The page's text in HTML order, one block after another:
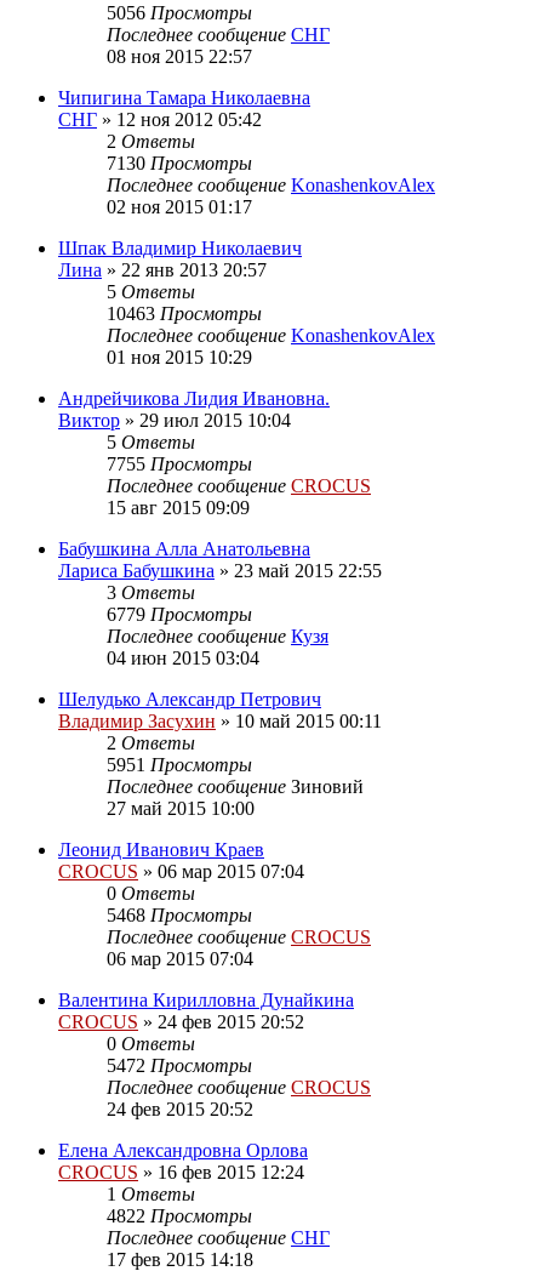
5056 Просмотры
Последнее сообщение СНГ
08 ноя 2015 22:57
Чипигина Тамара Николаевна
СНГ » 12 ноя 2012 05:42
2 Ответы
7130 Просмотры
Последнее сообщение KonashenkovAlex
02 ноя 2015 01:17
Шпак Владимир Николаевич
Лина » 22 янв 2013 20:57
5 Ответы
10463 Просмотры
Последнее сообщение KonashenkovAlex
01 ноя 2015 10:29
Андрейчикова Лидия Ивановна.
Виктор » 29 июл 2015 10:04
5 Ответы
7755 Просмотры
Последнее сообщение CROCUS
15 авг 2015 09:09
Бабушкина Алла Анатольевна
Лариса Бабушкина » 23 май 2015 22:55
3 Ответы
6779 Просмотры
Последнее сообщение Кузя
04 июн 2015 03:04
Шелудько Александр Петрович
Владимир Засухин » 10 май 2015 00:11
2 Ответы
5951 Просмотры
Последнее сообщение Зиновий
27 май 2015 10:00
Леонид Иванович Краев
CROCUS » 06 мар 2015 07:04
0 Ответы
5468 Просмотры
Последнее сообщение CROCUS
06 мар 2015 07:04
Валентина Кирилловна Дунайкина
CROCUS » 24 фев 2015 20:52
0 Ответы
5472 Просмотры
Последнее сообщение CROCUS
24 фев 2015 20:52
Елена Александровна Орлова
CROCUS » 16 фев 2015 12:24
1 Ответы
4822 Просмотры
Последнее сообщение СНГ
17 фев 2015 14:18